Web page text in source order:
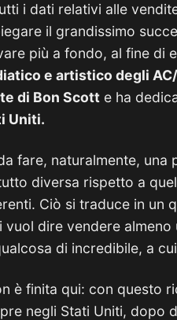
i dati relativi alle
il grandissimo
più a fondo, al fine di
e artistico degli
di Bon Scott e ha
Uniti.
da fare, naturalmente,
diversa rispetto a
Ciò si traduce in un
vuol dire vendere
di incredibile, a
è finita qui: con questo
negli Stati Uniti, dopo